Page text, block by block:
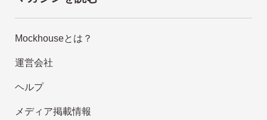
Mockhouseとは？
運営会社
ヘルプ
メディア掲載情報